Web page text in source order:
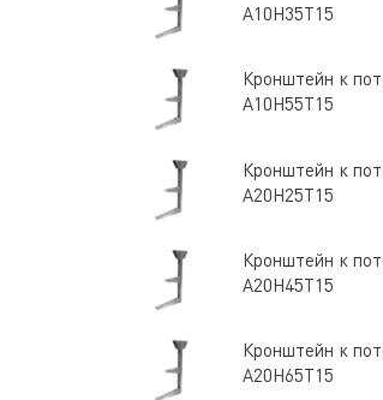
А10Н35Т15
Кронштейн к
А10Н55Т15
Кронштейн к
А20Н25Т15
Кронштейн к
А20Н45Т15
Кронштейн к
А20Н65Т15